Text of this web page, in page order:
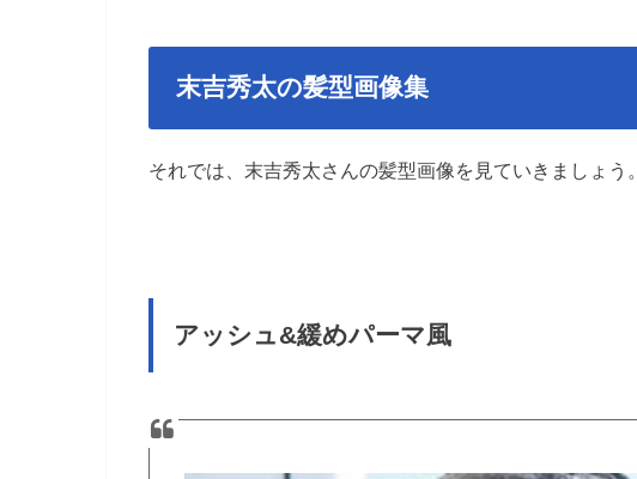
末吉秀太の髪型画像集
それでは、末吉秀太さんの髪型画像を見ていきましょう。
アッシュ&緩めパーマ風